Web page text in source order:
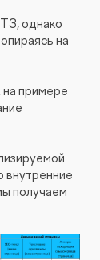
однако
на
на примере
внутренние
получаем